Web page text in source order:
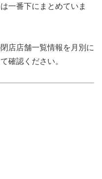
一番下にまとめていま
店店舗一覧情報を月別に
確認ください。